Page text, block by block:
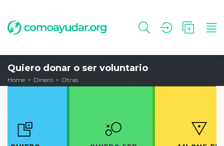
Quiero donar o ser voluntario
Home Dinero Otras